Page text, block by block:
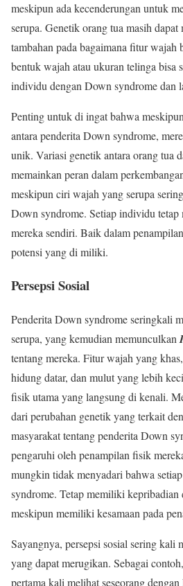
meskipun ada kecenderungan untuk
serupa. Genetik orang tua masih
tambahan pada bagaimana fitur wajah
bentuk wajah atau ukuran telinga bisa
individu dengan Down syndrome dan
Penting untuk di ingat bahwa
antara penderita Down syndrome,
unik. Variasi genetik antara orang tua
memainkan peran dalam
meskipun ciri wajah yang serupa
Down syndrome. Setiap individu
mereka sendiri. Baik dalam
potensi yang di miliki.
Persepsi Sosial
Penderita Down syndrome seringkali
serupa, yang kemudian memunculkan
tentang mereka. Fitur wajah yang
hidung datar, dan mulut yang lebih
fisik utama yang langsung di kenali.
dari perubahan genetik yang terkait
masyarakat tentang penderita Down
pengaruhi oleh penampilan fisik
mungkin tidak menyadari bahwa
syndrome. Tetap memiliki kepribadian
meskipun memiliki kesamaan pada
Sayangnya, persepsi sosial sering kali
yang dapat merugikan. Sebagai
pertama kali melihat seseorang